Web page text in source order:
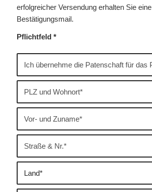
erfolgreicher Versendung erhalten Sie eine
Bestätigungsmail.
Pflichtfeld *